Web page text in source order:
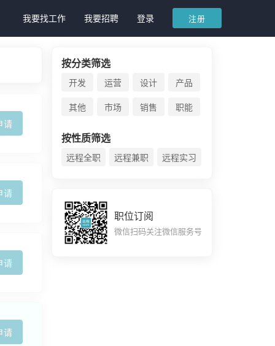
我要找工作 我要招聘 登录 注册
请
请
请
请
按分类筛选
开发 运营 设计
产品
其他
市场 销售 职能
按性质筛选
远程全职 远程兼职 远程实习
职位订阅
微信扫码关注微信服务号